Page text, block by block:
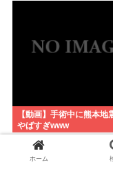
【動画】手術中に熊本地
やばすぎwww
ホーム